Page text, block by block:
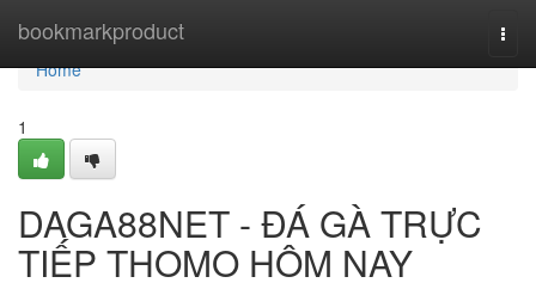
bookmarkproduct
Home
Home
1
DAGA88NET - ĐÁ GÀ TRỰC
TIẾP THOMO HÔM NAY